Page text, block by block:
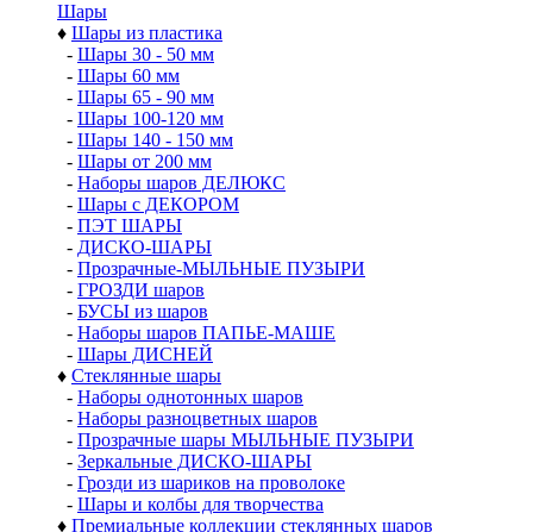
Шары
♦ Шары из пластика
- Шары 30 - 50 мм
- Шары 60 мм
- Шары 65 - 90 мм
- Шары 100-120 мм
- Шары 140 - 150 мм
- Шары от 200 мм
- Наборы шаров ДЕЛЮКС
- Шары с ДЕКОРОМ
- ПЭТ ШАРЫ
- ДИСКО-ШАРЫ
- Прозрачные-МЫЛЬНЫЕ ПУЗЫРИ
- ГРОЗДИ шаров
- БУСЫ из шаров
- Наборы шаров ПАПЬЕ-МАШЕ
- Шары ДИСНЕЙ
♦ Стеклянные шары
- Наборы однотонных шаров
- Наборы разноцветных шаров
- Прозрачные шары МЫЛЬНЫЕ ПУЗЫРИ
- Зеркальные ДИСКО-ШАРЫ
- Грозди из шариков на проволоке
- Шары и колбы для творчества
♦ Премиальные коллекции стеклянных шаров